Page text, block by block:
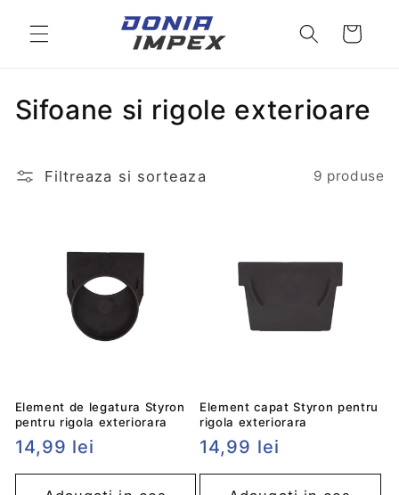
conținut
Cos
C
l
Sifoane si rigole exterioare
Filtreaza si sorteaza 9 produse
Element de legatura Styron
pentru rigola exteriorara
Preț
obișnuit
14,99 lei
Element capat Styron pentru
rigola exteriorara
Preț
obișnuit
14,99 lei